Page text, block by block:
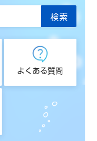
よくある質問